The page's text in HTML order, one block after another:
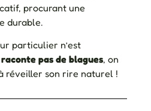
procurant une
durable.
particulier n’est
pas de blagues, on
réveiller son rire naturel !